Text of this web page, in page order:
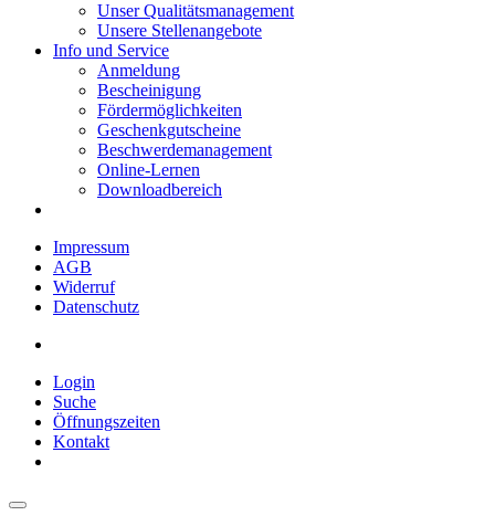
Unser Qualitätsmanagement
Unsere Stellenangebote
Info und Service
Anmeldung
Bescheinigung
Fördermöglichkeiten
Geschenkgutscheine
Beschwerdemanagement
Online-Lernen
Downloadbereich
Impressum
AGB
Widerruf
Datenschutz
Login
Suche
Öffnungszeiten
Kontakt